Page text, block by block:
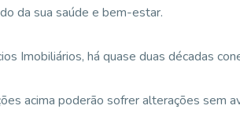
da sua saúde e bem-estar.
Imobiliários, há quase duas décadas
acima poderão sofrer alterações sem